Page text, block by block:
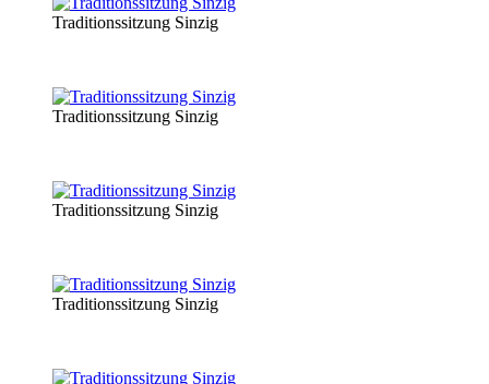
Traditionssitzung Sinzig
Traditionssitzung Sinzig
Traditionssitzung Sinzig
Traditionssitzung Sinzig